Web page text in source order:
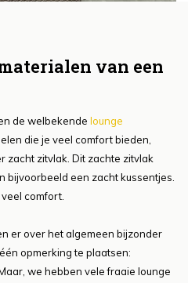
van een
de welbekende lounge
die je veel comfort bieden,
zacht zitvlak. Dit zachte zitvlak
bijvoorbeeld een zacht kussentjes.
comfort.
er over het algemeen bijzonder
opmerking te plaatsen:
we hebben vele fraaie lounge